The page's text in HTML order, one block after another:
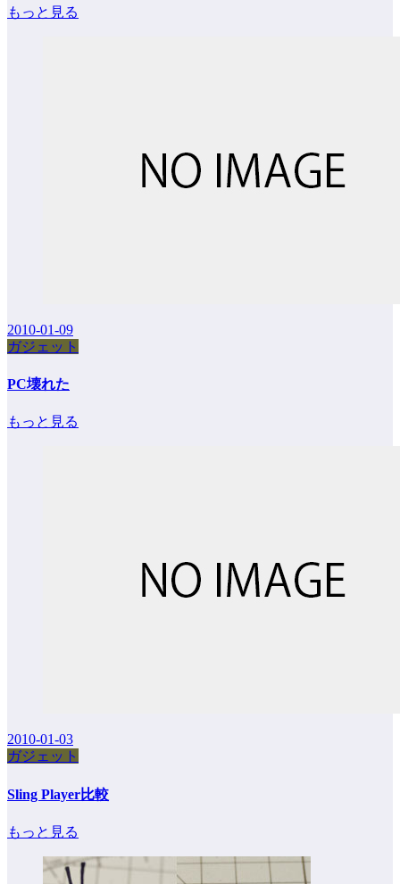
もっと見る
2010-01-09
ガジェット
PC壊れた
もっと見る
2010-01-03
ガジェット
Sling Player比較
もっと見る